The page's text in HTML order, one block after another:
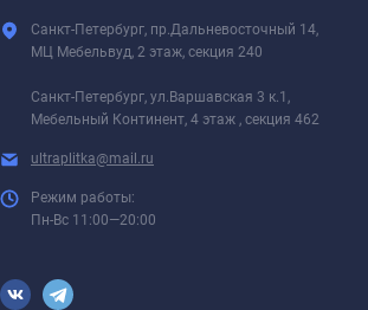
Санкт-Петербург, пр.Дальневосточный 14,
МЦ Мебельвуд, 2 этаж, секция 240
Санкт-Петербург, ул.Варшавская 3 к.1,
Мебельный Континент, 4 этаж , секция 462
ultraplitka@mail.ru
Режим работы:
Пн-Вс 11:00—20:00